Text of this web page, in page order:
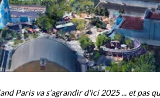
Paris va s’agrandir d'ici 2025 ... et pas